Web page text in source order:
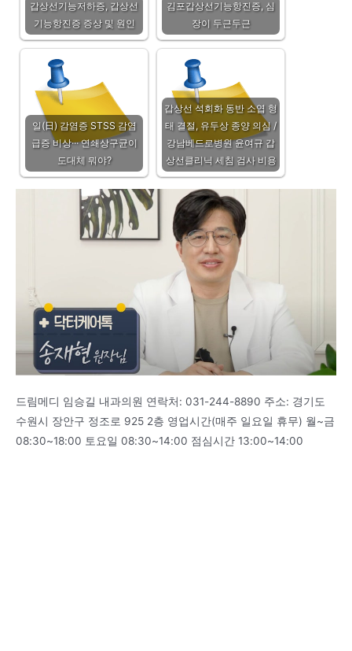
갑상선기능저하증, 갑상선
기능항진증 증상 및 원인
김포갑상선기능항진증, 심
장이 두근두근
일(日) 감염증 STSS 감염
급증 비상··· 연쇄상구균이
도대체 뭐야?
갑상선 석회화 동반 소엽 형
태 결절, 유두상 종양 의심 /
강남베드로병원 윤여규 갑
상선클리닉 세침 검사 비용
드림메디 임승길 내과의원 연락처: 031-244-8890 주소: 경기도
수원시 장안구 정조로 925 2층 영업시간(매주 일요일 휴무) 월~금
08:30~18:00 토요일 08:30~14:00 점심시간 13:00~14:00